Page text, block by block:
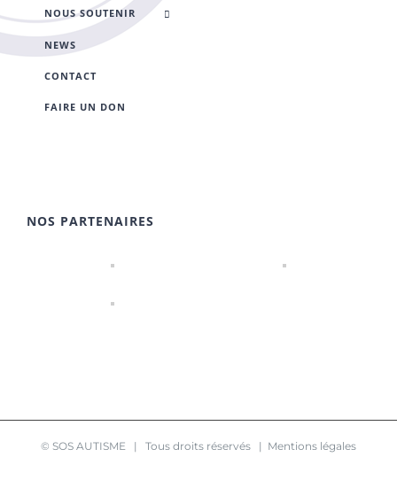
NOUS SOUTENIR
NEWS
CONTACT
FAIRE UN DON
NOS PARTENAIRES
© SOS AUTISME | Tous droits réservés | Mentions légales